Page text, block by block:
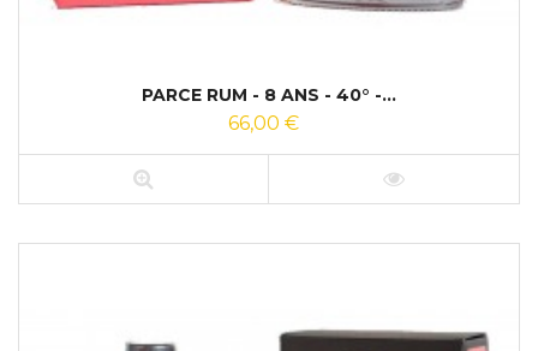
PARCE RUM - 8 ANS - 40° -...
66,00 €